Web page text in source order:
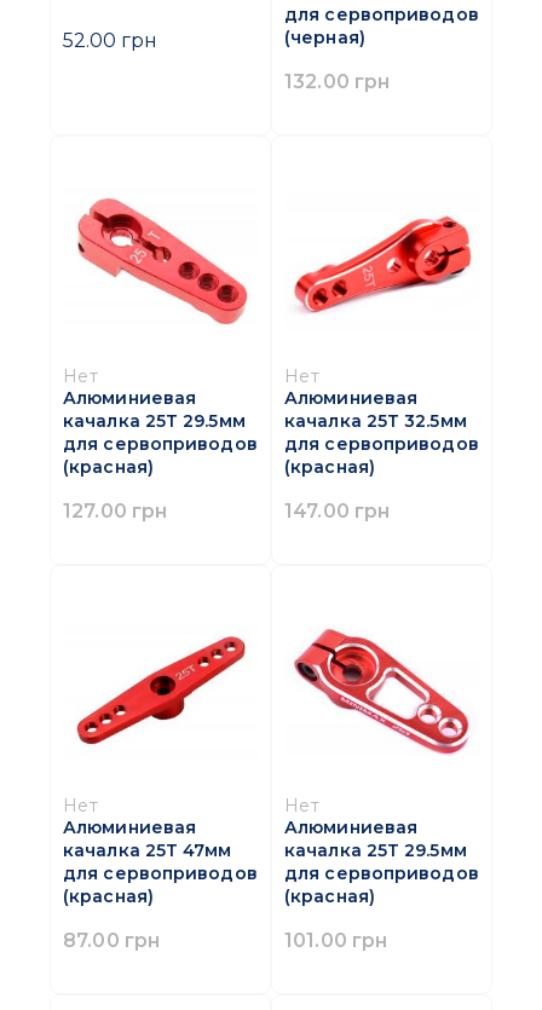
52.00 грн
для сервоприводов
(черная)
132.00 грн
Нет
Алюминиевая
качалка 25Т 29.5мм
для сервоприводов
(красная)
127.00 грн
Нет
Алюминиевая
качалка 25Т 32.5мм
для сервоприводов
(красная)
147.00 грн
Нет
Алюминиевая
качалка 25Т 47мм
для сервоприводов
(красная)
87.00 грн
Нет
Алюминиевая
качалка 25Т 29.5мм
для сервоприводов
(красная)
101.00 грн